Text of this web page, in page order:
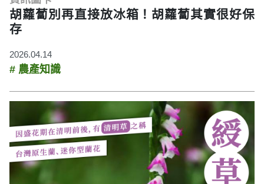
胡蘿蔔別再直接放冰箱！胡蘿蔔其實很好保
存
2026.04.14
# 農產知識